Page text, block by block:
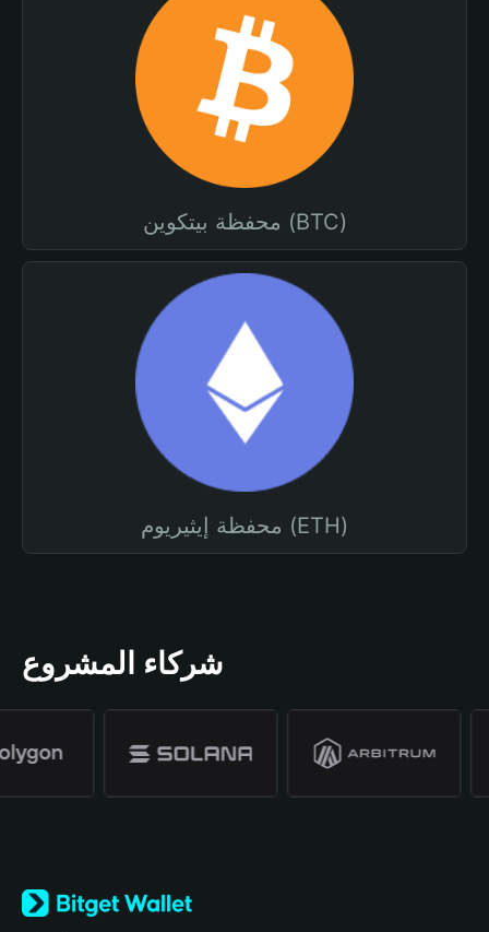
محفظة بيتكوين (BTC)
محفظة إيثيريوم (ETH)
شركاء المشروع